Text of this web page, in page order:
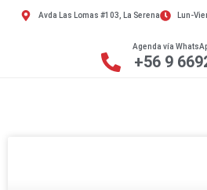
Avda Las Lomas #103, La Serena Lun-
Agenda vía
+56 9